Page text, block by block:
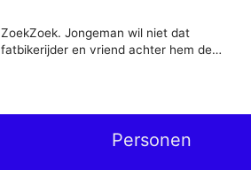
ZoekZoek. Jongeman wil niet dat
fatbikerijder en vriend achter hem de…
Personen